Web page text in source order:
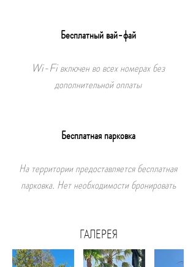
Бесплатный вай-фай
Wi-Fi включен во всех номерах без
дополнительной оплаты
Бесплатная парковка
На территории предоставляется бесплатная
парковка. Нет необходимости бронировать
ГАЛЕРЕЯ